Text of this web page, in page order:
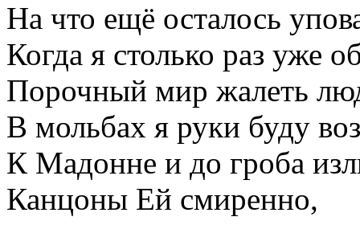
На что ещё осталось
Когда я столько раз уже
Порочный мир жалеть
В мольбах я руки буду
К Мадонне и до гроба
Канцоны Ей смиренно,